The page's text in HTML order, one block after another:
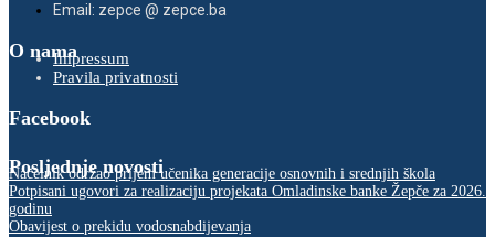
Email: zepce @ zepce.ba
O namaImpressum
Pravila privatnosti
Facebook
Posljednje novosti
Načelnik održao prijem učenika generacije osnovnih i srednjih škola
Potpisani ugovori za realizaciju projekata Omladinske banke Žepče za 2026.
godinu
Obavijest o prekidu vodosnabdijevanja